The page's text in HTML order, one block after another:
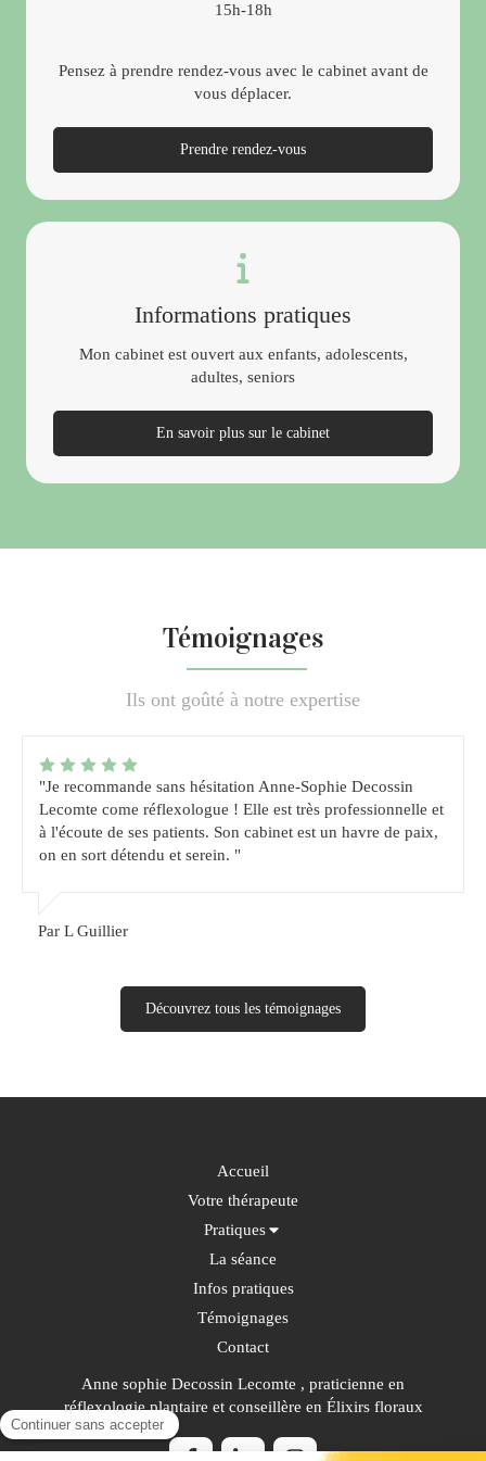
15h-18h
Pensez à prendre rendez-vous avec le cabinet avant de
vous déplacer.
Prendre rendez-vous
Informations pratiques
Mon cabinet est ouvert aux enfants, adolescents,
adultes, seniors
En savoir plus sur le cabinet
Témoignages
Ils ont goûté à notre expertise
"Je recommande sans hésitation Anne-Sophie Decossin
Lecomte come réflexologue ! Elle est très professionnelle et
à l'écoute de ses patients. Son cabinet est un havre de paix,
on en sort détendu et serein. "
Par L Guillier
Découvrez tous les témoignages
Accueil
Votre thérapeute
Pratiques
La séance
Infos pratiques
Témoignages
Contact
Anne sophie Decossin Lecomte , praticienne en
réflexologie plantaire et conseillère en Élixirs floraux